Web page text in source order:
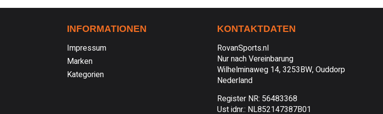
INFORMATIONEN
Impressum
Marken
Kategorien
KONTAKTDATEN
RovanSports.nl
Nur nach Vereinbarung
Wilhelminaweg 14, 3253BW, Ouddorp
Nederland
Register NR: 56483368
Ust idnr.: NL852147387B01